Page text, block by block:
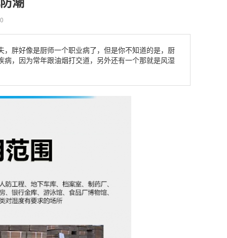
胖好像是厨师一个职业病了，但是你不知道的是，厨
，因为常年跟油烟打交道，另外还有一个那就是风湿